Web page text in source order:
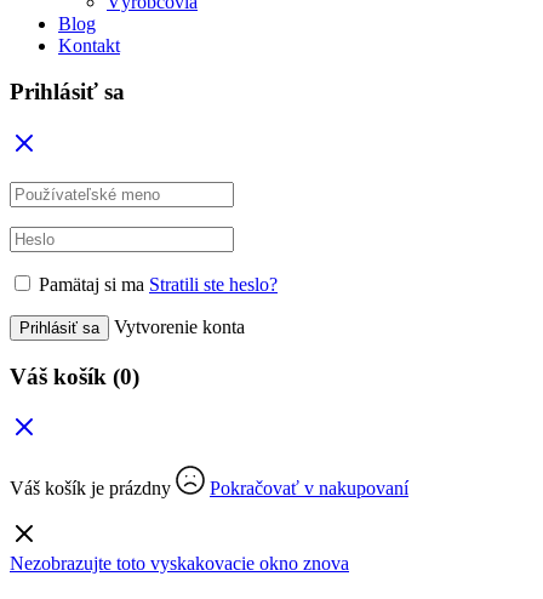
Blog
Kontakt
Prihlásiť sa
Pamätaj si ma Stratili ste heslo?
Prihlásiť sa Vytvorenie konta
Váš košík (0)
Váš košík je prázdny Pokračovať v nakupovaní
Nezobrazujte toto vyskakovacie okno znova